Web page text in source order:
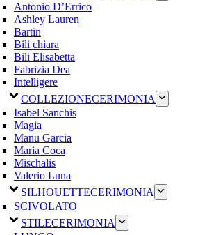
Antonio D’Errico
Ashley Lauren
Bartin
Bili chiara
Bili Elisabetta
Fabrizia Dea
Intelligere
COLLEZIONECERIMONIA
Isabel Sanchis
Magia
Manu Garcia
Maria Coca
Mischalis
Valerio Luna
SILHOUETTECERIMONIA
SCIVOLATO
STILECERIMONIA